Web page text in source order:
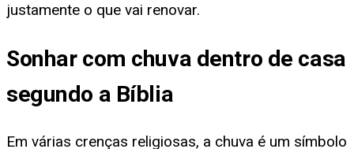
justamente o que vai renovar.
Sonhar com chuva dentro de casa
segundo a Bíblia
Em várias crenças religiosas, a chuva é um símbolo